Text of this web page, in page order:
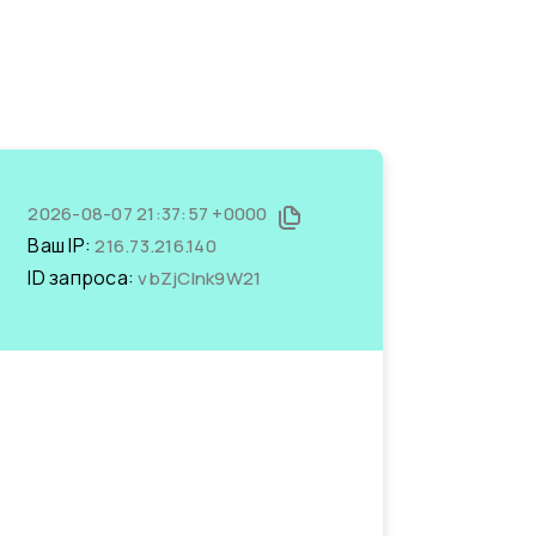
2026-08-07 21:37:57 +0000
Ваш IP:216.73.216.140
ID запроса:vbZjCInk9W21